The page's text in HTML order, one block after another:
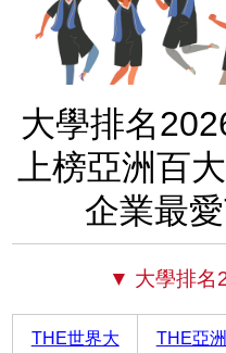
大學排名
上榜亞洲百
企業最
▼ 大學排名
THE世界大
THE亞